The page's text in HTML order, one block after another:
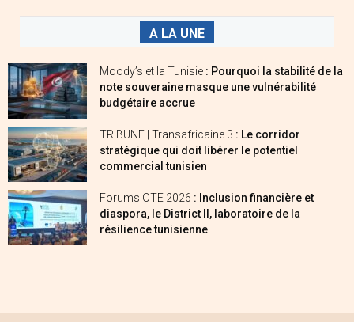
A LA UNE
Moody’s et la Tunisie : Pourquoi la stabilité de la
note souveraine masque une vulnérabilité
budgétaire accrue
TRIBUNE | Transafricaine 3 : Le corridor
stratégique qui doit libérer le potentiel
commercial tunisien
Forums OTE 2026 : Inclusion financière et
diaspora, le District II, laboratoire de la
résilience tunisienne